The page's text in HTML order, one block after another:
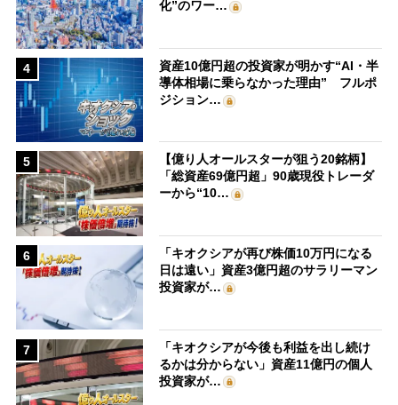
化”のワー…
4
資産10億円超の投資家が明かす“AI・半
導体相場に乗らなかった理由” フルポ
ジション…
5
【億り人オールスターが狙う20銘柄】
「総資産69億円超」90歳現役トレーダ
ーから“10…
6
「キオクシアが再び株価10万円になる
日は遠い」資産3億円超のサラリーマン
投資家が…
7
「キオクシアが今後も利益を出し続け
るかは分からない」資産11億円の個人
投資家が…